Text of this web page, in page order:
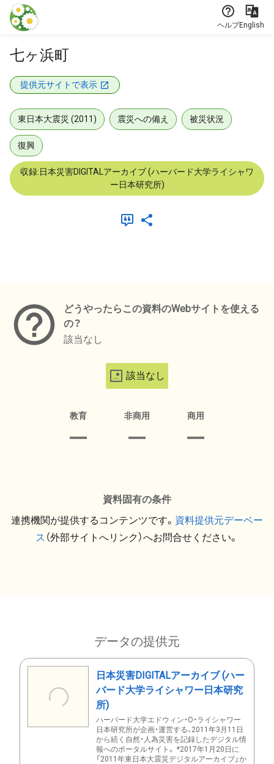
本文に飛ぶ
ヘルプEnglish
七ヶ浜町
提供元サイトで表示
東日本大震災 (2011) 震災への備え 被災状況
復興
収録:日本災害DIGITALアーカイブ (ハーバード大学ライシャワ
ー日本研究所)
どうやったらこの資料のWebサイトを使える
の？
該当なし
該当なし
教育 非商用 商用
資料固有の条件
連携機関が提供するコンテンツです。 資料提供元デーベー
ス （外部サイトへリンク）へお問合せください。
データの提供元
日本災害DIGITALアーカイブ (ハー
バード大学ライシャワー日本研究
所)
ハーバード大学エドウィン・O・ライシャワー
日本研究所が企画・運営する、2011年3月11日
から続く自然・人為災害を記録したデジタル情
報へのポータルサイト。 *2017年1月20日に
「2011年東日本大震災デジタルアーカイブ」か